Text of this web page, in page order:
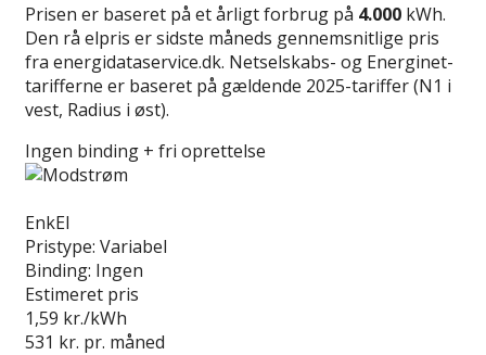
Prisen er baseret på et årligt forbrug på 4.000 kWh.
Den rå elpris er sidste måneds gennemsnitlige pris
fra energidataservice.dk. Netselskabs- og Energinet-
tarifferne er baseret på gældende 2025-tariffer (N1 i
vest, Radius i øst).
Ingen binding + fri oprettelse
EnkEl
Pristype: Variabel
Binding: Ingen
Estimeret pris
1,59 kr./kWh
531 kr. pr. måned